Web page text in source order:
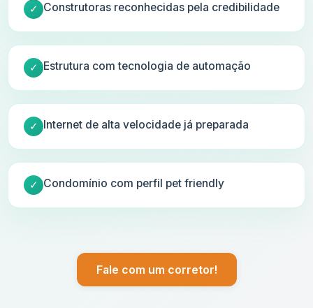
Construtoras reconhecidas pela credibilidade
Estrutura com tecnologia de automação
Internet de alta velocidade já preparada
Condomínio com perfil pet friendly
Fale com um corretor!